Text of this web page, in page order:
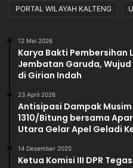
PORTAL WILAYAH KALTENG
12 Mei 2026
Karya Bakti Pembersihan
Jembatan Garuda,
di Girian Indah
23 April 2026
Antisipasi Dampak
1310/Bitung bersama
Utara Gelar Apel Geladi
14 Desember 2025
Ketua Komisi III DPR